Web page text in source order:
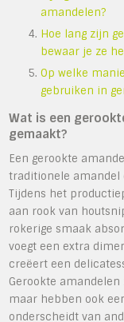
amandelen?
Hoe lang zijn
bewaar je ze
Op welke
gebruiken in
Wat is een
gemaakt?
Een gerookte
traditionele amandel
Tijdens het
aan rook van
rokerige smaak
voegt een extra
creëert een
Gerookte
maar hebben ook
onderscheidt van